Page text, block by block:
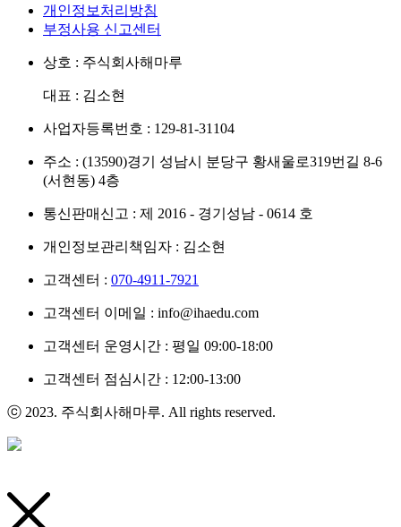
개인정보처리방침
부정사용 신고센터
상호 : 주식회사해마루
대표 : 김소현
사업자등록번호 : 129-81-31104
주소 : (13590)경기 성남시 분당구 황새울로319번길 8-6
(서현동) 4층
통신판매신고 : 제 2016 - 경기성남 - 0614 호
개인정보관리책임자 : 김소현
고객센터 : 070-4911-7921
고객센터 이메일 : info@ihaedu.com
고객센터 운영시간 : 평일 09:00-18:00
고객센터 점심시간 : 12:00-13:00
ⓒ 2023. 주식회사해마루. All rights reserved.